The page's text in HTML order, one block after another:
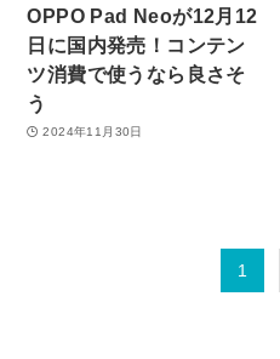
OPPO Pad Neoが12月12
日に国内発売！コンテン
ツ消費で使うなら良さそ
う
2024年11月30日
1